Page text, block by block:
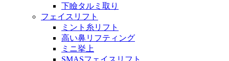
下瞼タルミ取り
フェイスリフト
ミント糸リフト
高い鼻リフティング
ミニ挙上
SMASフェイスリフト